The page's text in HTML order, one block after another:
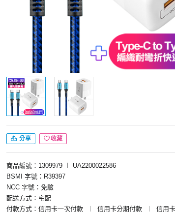
分享 收藏
商品編號：1309979 ︱
UA2200022586
BSMI 字號：R39397
NCC 字號：免驗
配送方式：宅配
付款方式：信用卡一次付款
︱ 信用卡分期付款 ︱ 信用